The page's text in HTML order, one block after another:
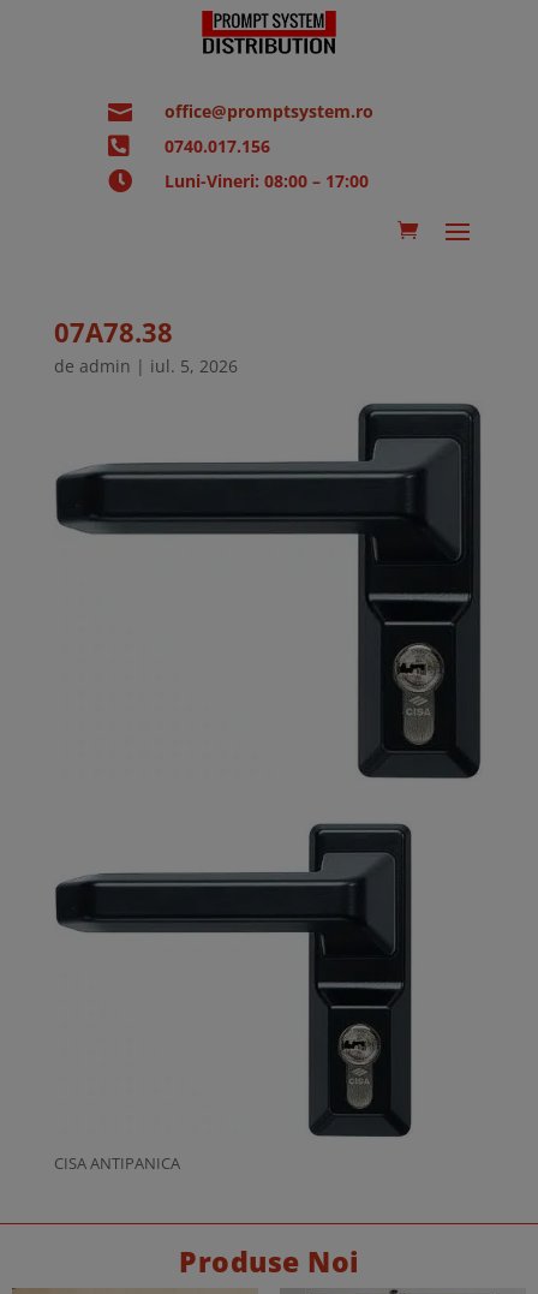
 office@promptsystem.ro
 0740.017.156
 Luni-Vineri: 08:00 – 17:00
07A78.38
de admin | iul. 5, 2026
CISA ANTIPANICA
Produse Noi